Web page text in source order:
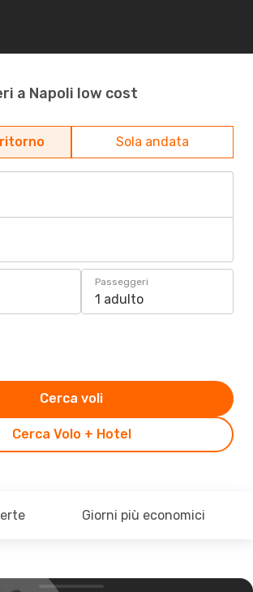
a Napoli low cost
Sola andata
Passeggeri
1 adulto
Cerca Volo + Hotel
Cerca voli
Giorni più economici